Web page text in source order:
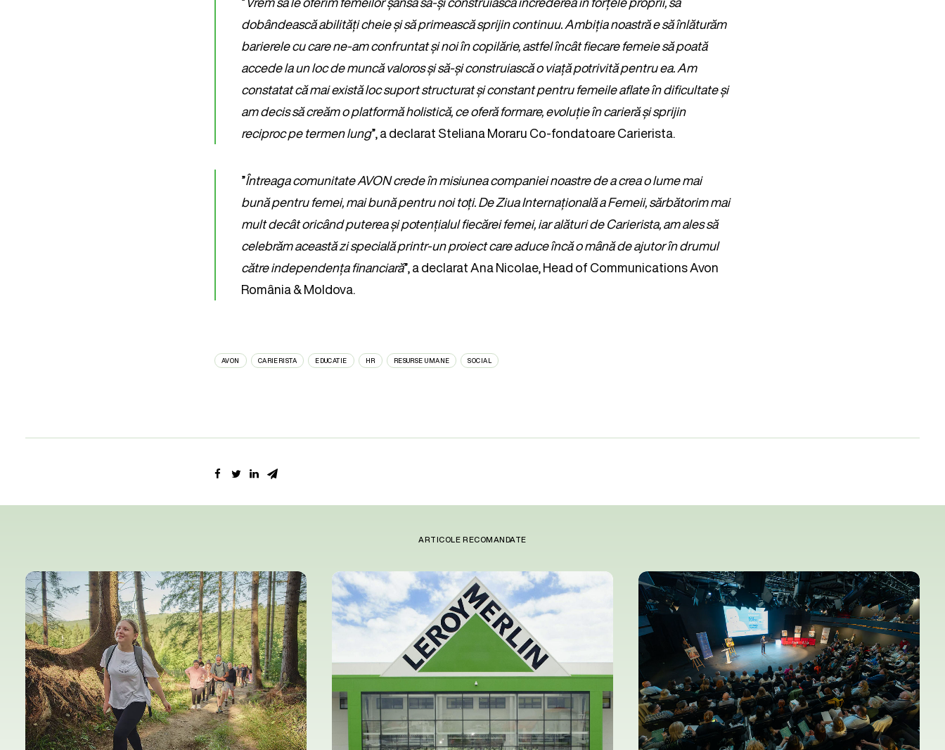
dobândească abilități cheie și să primească sprijin continuu. Ambiția noastră e să înlăturăm
barierele cu care ne-am confruntat și noi în copilărie, astfel încât fiecare femeie să poată
accede la un loc de muncă valoros și să-și construiască o viață potrivită pentru ea. Am
constatat că mai există loc suport structurat și constant pentru femeile aflate în dificultate și
am decis să creăm o platformă holistică, ce oferă formare, evoluție în carieră și sprijin
reciproc pe termen lung”, a declarat Steliana Moraru Co-fondatoare Carierista.
”Întreaga comunitate AVON crede în misiunea companiei noastre de a crea o lume mai
bună pentru femei, mai bună pentru noi toți. De Ziua Internațională a Femeii, sărbătorim mai
mult decât oricând puterea și potențialul fiecărei femei, iar alături de Carierista, am ales să
celebrăm această zi specială printr-un proiect care aduce încă o mână de ajutor în drumul
către independența financiară”, a declarat Ana Nicolae, Head of Communications Avon
România & Moldova.
AVON CARIERISTA EDUCATIE HR RESURSE UMANE SOCIAL
ARTICOLE RECOMANDATE